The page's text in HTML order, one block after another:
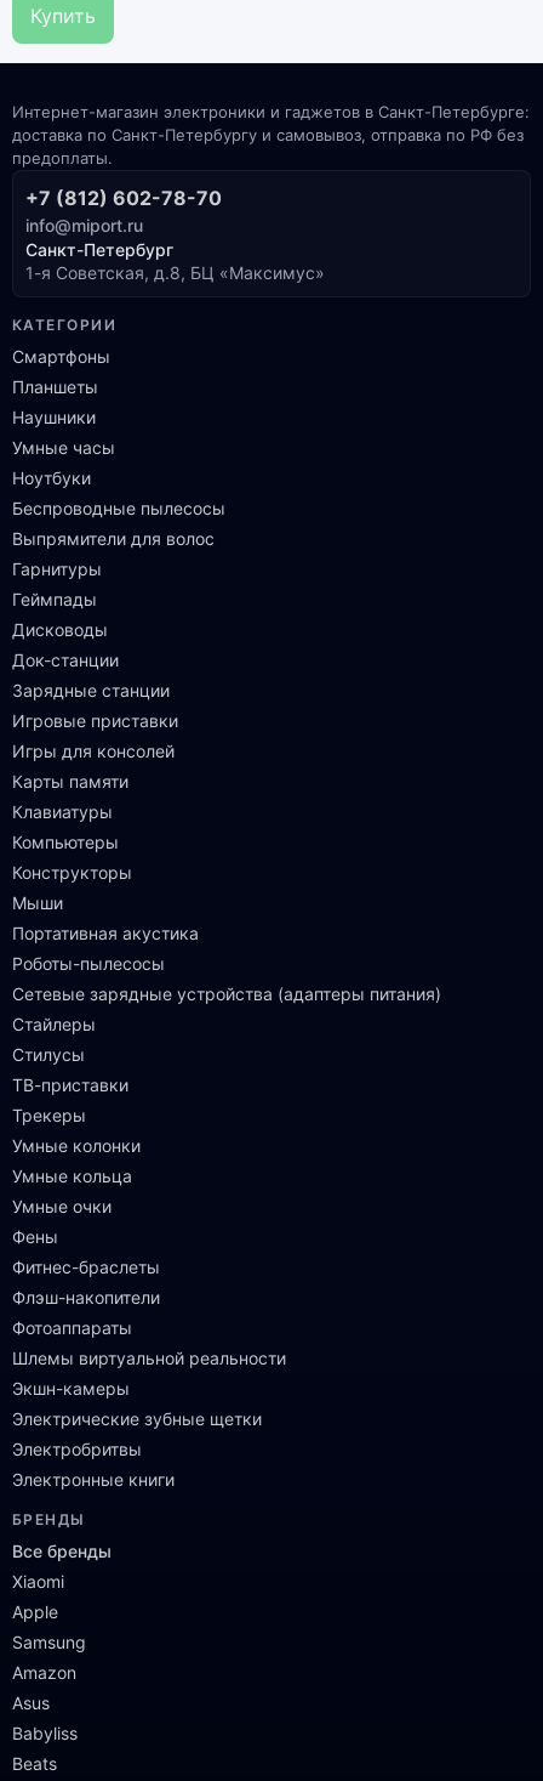
Купить
Интернет-магазин электроники и гаджетов в Санкт-Петербурге:
доставка по Санкт-Петербургу и самовывоз, отправка по РФ без
предоплаты.
+7 (812) 602-78-70
info@miport.ru
Санкт-Петербург
1-я Советская, д.8, БЦ «Максимус»
КАТЕГОРИИ
Смартфоны
Планшеты
Наушники
Умные часы
Ноутбуки
Беспроводные пылесосы
Выпрямители для волос
Гарнитуры
Геймпады
Дисководы
Док-станции
Зарядные станции
Игровые приставки
Игры для консолей
Карты памяти
Клавиатуры
Компьютеры
Конструкторы
Мыши
Портативная акустика
Роботы-пылесосы
Сетевые зарядные устройства (адаптеры питания)
Стайлеры
Стилусы
ТВ-приставки
Трекеры
Умные колонки
Умные кольца
Умные очки
Фены
Фитнес-браслеты
Флэш-накопители
Фотоаппараты
Шлемы виртуальной реальности
Экшн-камеры
Электрические зубные щетки
Электробритвы
Электронные книги
БРЕНДЫ
Все бренды
Xiaomi
Apple
Samsung
Amazon
Asus
Babyliss
Beats